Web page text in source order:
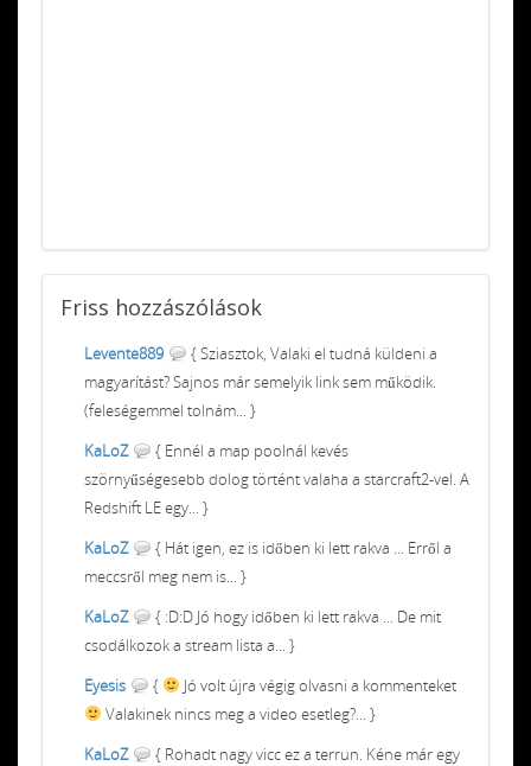
Friss hozzászólások
Levente889
{ Sziasztok, Valaki el tudná küldeni a
magyarítást? Sajnos már semelyik link sem működik.
(feleségemmel tolnám... }
KaLoZ
{ Ennél a map poolnál kevés
szörnyűségesebb dolog történt valaha a starcraft2-vel. A
Redshift LE egy... }
KaLoZ
{ Hát igen, ez is időben ki lett rakva ... Erről a
meccsről meg nem is... }
KaLoZ
{ :D:D Jó hogy időben ki lett rakva ... De mit
csodálkozok a stream lista a... }
Eyesis
{
Jó volt újra végig olvasni a kommenteket
Valakinek nincs meg a video esetleg?... }
KaLoZ
{ Rohadt nagy vicc ez a terrun. Kéne már egy